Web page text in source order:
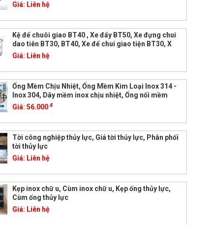
Giá: Liên hệ
Kệ để chuôi giao BT40 , Xe đẩy BT50, Xe đựng chui
dao tiên BT30, BT40, Xe để chui giao tiện BT30, X
Giá: Liên hệ
Ống Mềm Chịu Nhiệt, Ống Mềm Kim Loại Inox 314 -
Inox 304, Dây mềm inox chịu nhiệt, Ống nối mềm
Giá:56.000đ
Tời công nghiệp thủy lực, Giá tời thủy lực, Phân phối
tời thủy lực
Giá: Liên hệ
Kẹp inox chữ u, Cùm inox chữ u, Kẹp ống thủy lực,
Cùm ống thủy lực
Giá: Liên hệ